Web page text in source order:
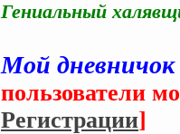
Гениальный
Мой
пользователи
Регистрации]